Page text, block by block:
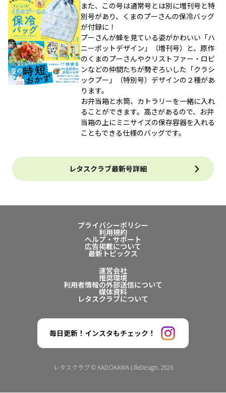
また、この号は通常号とは別に増刊号と特
別号があり、くまのプーさんの保冷バッグ
が付録に！
プーさんが蜂を見ている姿がかわいい「ハ
ニーポットデザイン」（増刊号）と、原作
のくまのプーさんやクリストファー・ロビ
ンなどの仲間たちが勢ぞろいした「クラシ
ックプー」（特別号）デザインの２種があ
ります。
お弁当箱と水筒、カトラリーを一緒に入れ
ることができます。高さがあるので、お弁
当箱の上にミニサイズの保存容器を入れる
こともできる仕様のバッグです。
レタスクラブ最新号詳細
プライバシーポリシー
利用規約
ヘルプ・サポート
広告掲載について
最新トピックス
運営会社
推奨環境
利用者情報の外部送信について
媒体資料
レタスクラブについて
毎日更新！インスタもチェック！
レタスクラブ © KADOKAWA LifeDesign. 2026